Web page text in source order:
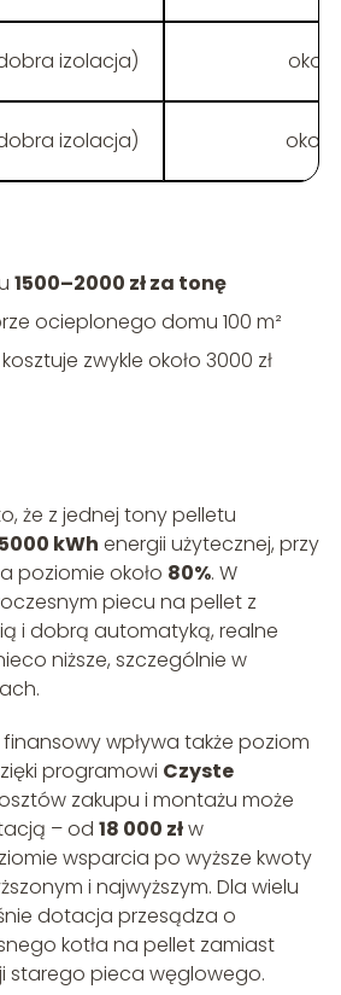
izolacja)
izolacja)
1500–2000 zł za tonę
ocieplonego domu 100 m²
zwykle około 3000 zł
że z jednej tony pelletu
5000 kWh energii użytecznej, przy
poziomie około 80%. W
piecu na pellet z
i dobrą automatyką, realne
niższe, szczególnie w
wpływa także poziom
programowi Czyste
zakupu i montażu może
– od 18 000 złw
wsparcia po wyższe kwoty
i najwyższym. Dla wielu
dotacja przesądza o
kotła na pellet zamiast
starego pieca węglowego.